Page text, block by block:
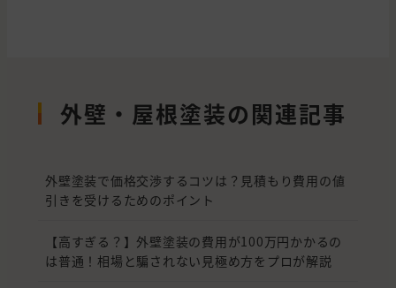
外壁・屋根塗装の関連記事
外壁塗装で価格交渉するコツは？見積もり費用の値
引きを受けるためのポイント
【高すぎる？】外壁塗装の費用が100万円かかるの
は普通！相場と騙されない見極め方をプロが解説